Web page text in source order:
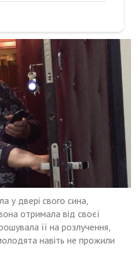
у двері свого сина,
отримала від своєї
її на розлучення,
навіть не прожили